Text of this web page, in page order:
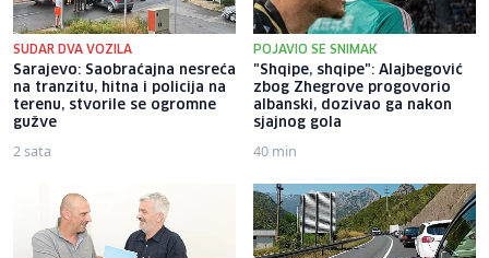
SUDAR DVA VOZILA
Sarajevo: Saobraćajna nesreća
na tranzitu, hitna i policija na
terenu, stvorile se ogromne
gužve
2 sata
POJAVIO SE SNIMAK
"Shqipe, shqipe": Alajbegović
zbog Zhegrove progovorio
albanski, dozivao ga nakon
sjajnog gola
40 min